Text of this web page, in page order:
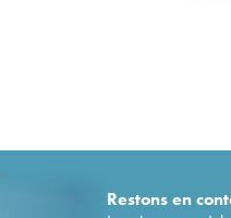
Restons en